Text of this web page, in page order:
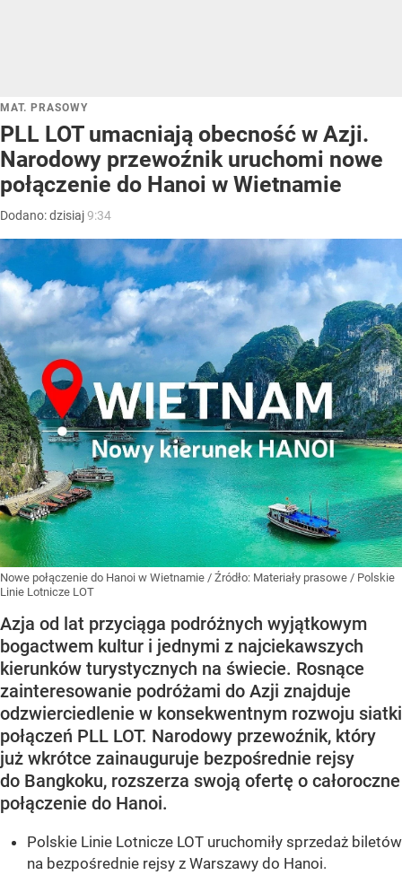
MAT. PRASOWY
PLL LOT umacniają obecność w Azji.
Narodowy przewoźnik uruchomi nowe
połączenie do Hanoi w Wietnamie
Dodano:dzisiaj9:34
Nowe połączenie do Hanoi w Wietnamie / Źródło: Materiały prasowe / Polskie
Linie Lotnicze LOT
Azja od lat przyciąga podróżnych wyjątkowym
bogactwem kultur i jednymi z najciekawszych
kierunków turystycznych na świecie. Rosnące
zainteresowanie podróżami do Azji znajduje
odzwierciedlenie w konsekwentnym rozwoju siatki
połączeń PLL LOT. Narodowy przewoźnik, który
już wkrótce zainauguruje bezpośrednie rejsy
do Bangkoku, rozszerza swoją ofertę o całoroczne
połączenie do Hanoi.
Polskie Linie Lotnicze LOT uruchomiły sprzedaż biletów
na bezpośrednie rejsy z Warszawy do Hanoi.